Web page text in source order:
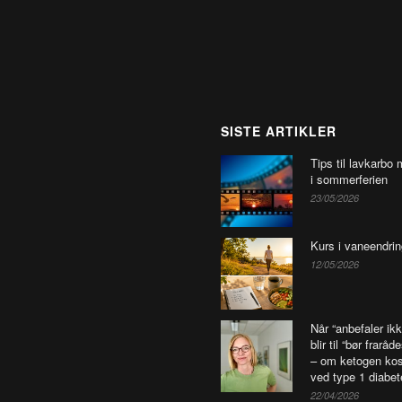
SISTE ARTIKLER
Tips til lavkarbo
i sommerferien
23/05/2026
Kurs i
12/05/2026
Når “anbefaler
blir til “bør
– om ketogen
ved type 1
22/04/2026